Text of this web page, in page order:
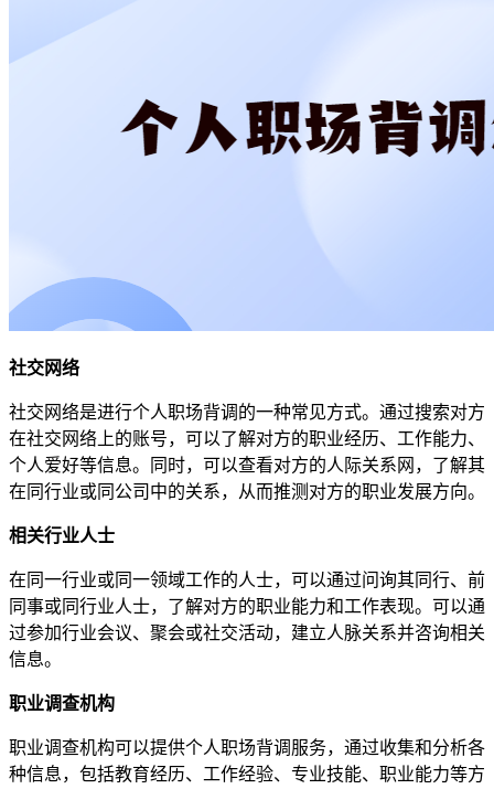
社交网络
社交网络是进行个人职场背调的一种常见方式。通过搜索对方
在社交网络上的账号，可以了解对方的职业经历、工作能力、
个人爱好等信息。同时，可以查看对方的人际关系网，了解其
在同行业或同公司中的关系，从而推测对方的职业发展方向。
相关行业人士
在同一行业或同一领域工作的人士，可以通过问询其同行、前
同事或同行业人士，了解对方的职业能力和工作表现。可以通
过参加行业会议、聚会或社交活动，建立人脉关系并咨询相关
信息。
职业调查机构
职业调查机构可以提供个人职场背调服务，通过收集和分析各
种信息，包括教育经历、工作经验、专业技能、职业能力等方